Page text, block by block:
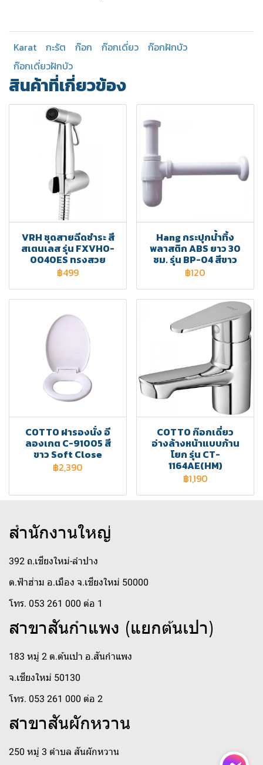
Karat กะรัต ก๊อก ก๊อกเดี่ยว
ก๊อกฝักบัว
ก๊อกเดี่ยวฝักบัว
สินค้าที่เกี่ยวข้อง
VRH ชุดสายฉีดชำระ สี
สเตนเลส รุ่น FXVHO-
0040ES ทรงสวย
฿499
Hang กระปุกน้ำทิ้ง
พลาสติก ABS ยาว 30
ซม. รุ่น BP-04 สีขาว
฿120
COTTO ฝารองนั่ง อี
ลองเกต C-91005 สี
ขาว Soft Close
฿2,390
COTTO ก๊อกเดี่ยว
อ่างล้างหน้าแบบก้าน
โยก รุ่น CT-
1164AE(HM)
฿1,190
สำนักงานใหญ่
392 ถ.เชียงใหม่-ลำปาง
ต.ฟ้าฮ่าม อ.เมือง จ.เชียงใหม่ 50000
โทร. 053 261 000 ต่อ 1
สาขาสันกำแพง (แยกต้นเปา)
183 หมู่ 2 ต.ต้นเปา อ.สันกำแพง
จ.เชียงใหม่ 50130
โทร. 053 261 000 ต่อ 2
สาขาสันผักหวาน
250 หมู่ 3 ตำบล สันผักหวาน